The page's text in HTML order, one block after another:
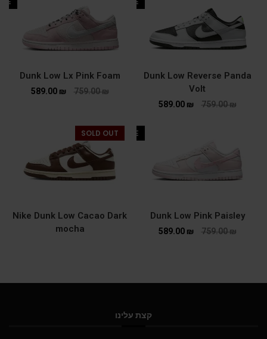
Dunk Low Reverse Panda
Volt
759.00₪
589.00 ₪
Dunk Low Lx Pink Foam
759.00₪
589.00 ₪
SALE
Dunk Low Pink Paisley
759.00₪
589.00 ₪
SOLD OUT
Nike Dunk Low Cacao Dark
mocha
קצת עלינו